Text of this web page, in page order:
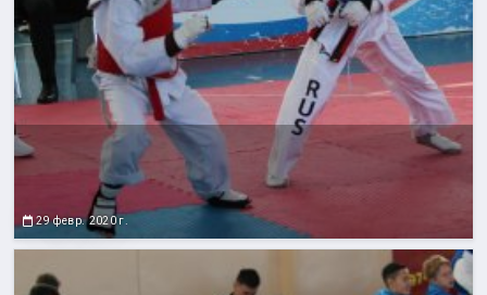
29 февр. 2020 г.